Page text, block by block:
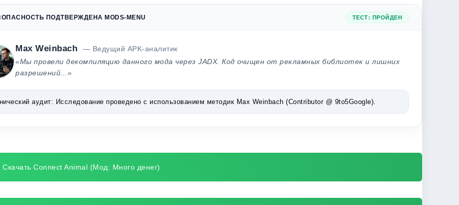
ПОДТВЕРЖДЕНА MODS-MENU ТЕСТ: ПРОЙДЕН
Max Weinbach
— Ведущий APK-аналитик
«Мы провели декомпиляцию данного мода через JADX. Код очищен от рекламных библиотек и лишних
разрешений...»
аудит: Исследование проведено с использованием методик Max Weinbach (Contributor @ 9to5Google).
Скачать Connect Animal (Мод: Много денег)